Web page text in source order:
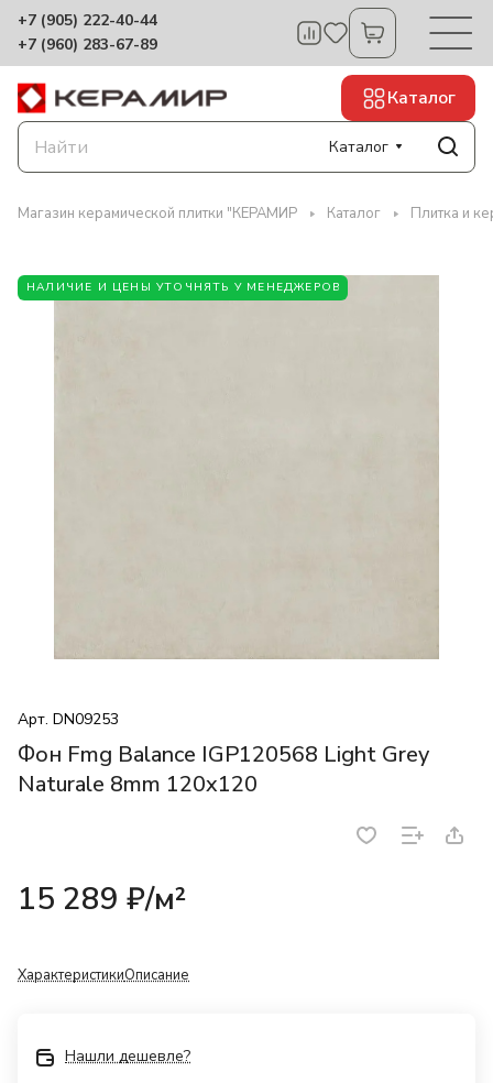
+7 (905) 222-40-44
+7 (960) 283-67-89
Каталог
Каталог
Магазин керамической плитки "КЕРАМИР Каталог Плитка и
НАЛИЧИЕ И ЦЕНЫ УТОЧНЯТЬ У МЕНЕДЖЕРОВ
Арт. DN09253
Фон Fmg Balance IGP120568 Light Grey
Naturale 8mm 120x120
15 289 ₽/м²
ХарактеристикиОписание
Нашли дешевле?